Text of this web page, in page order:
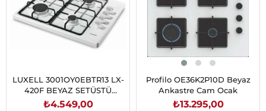
LUXELL 3001OY0EBTR13 LX-
420F BEYAZ SETÜSTÜ
EMAYE OCAK
₺4.549,00
Profilo OE36K2P10D Beyaz
Ankastre Cam Ocak
₺13.295,00